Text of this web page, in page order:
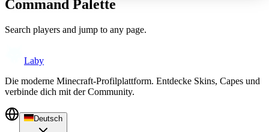
Command Palette
Search players and jump to any page.
Laby
Die moderne Minecraft-Profilplattform. Entdecke Skins, Capes und
verbinde dich mit der Community.
Deutsch